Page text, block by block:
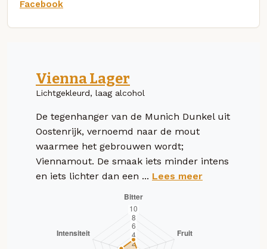
Facebook
Vienna Lager
Lichtgekleurd, laag alcohol
De tegenhanger van de Munich Dunkel uit
Oostenrijk, vernoemd naar de mout
waarmee het gebrouwen wordt;
Viennamout. De smaak iets minder intens
en iets lichter dan een ... Lees meer